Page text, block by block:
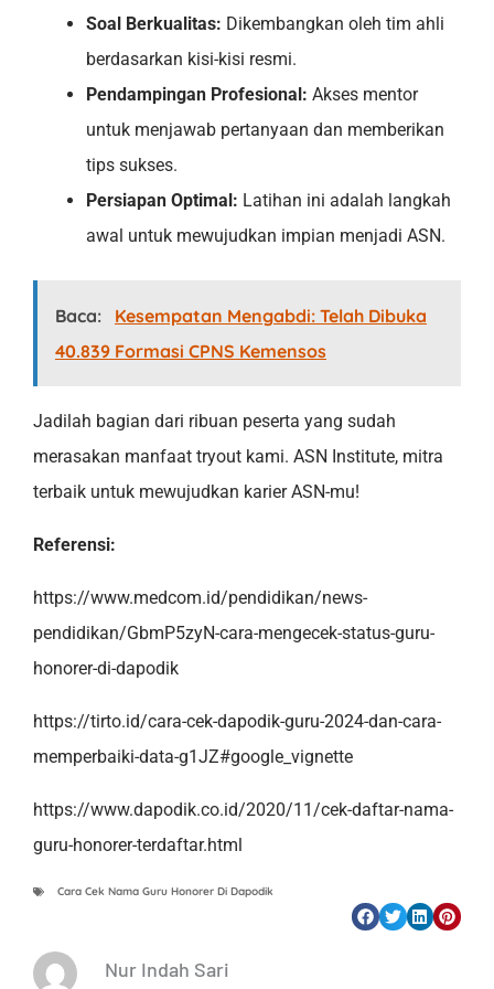
Soal Berkualitas: Dikembangkan oleh tim ahli
berdasarkan kisi-kisi resmi.
Pendampingan Profesional: Akses mentor
untuk menjawab pertanyaan dan memberikan
tips sukses.
Persiapan Optimal: Latihan ini adalah langkah
awal untuk mewujudkan impian menjadi ASN.
Baca:
Kesempatan Mengabdi: Telah Dibuka
40.839 Formasi CPNS Kemensos
Jadilah bagian dari ribuan peserta yang sudah
merasakan manfaat tryout kami. ASN Institute, mitra
terbaik untuk mewujudkan karier ASN-mu!
Referensi:
https://www.medcom.id/pendidikan/news-
pendidikan/GbmP5zyN-cara-mengecek-status-guru-
honorer-di-dapodik
https://tirto.id/cara-cek-dapodik-guru-2024-dan-cara-
memperbaiki-data-g1JZ#google_vignette
https://www.dapodik.co.id/2020/11/cek-daftar-nama-
guru-honorer-terdaftar.html
Cara Cek Nama Guru Honorer Di Dapodik
Nur Indah Sari